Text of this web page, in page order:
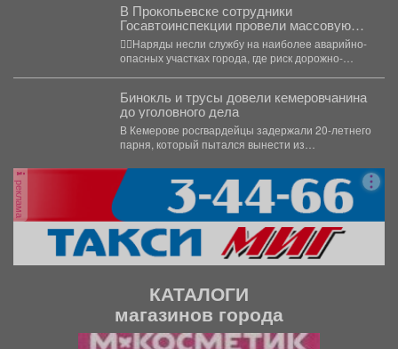
В Прокопьевске сотрудники
Госавтоинспекции провели массовую
проверку водителей
👮‍♂Наряды несли службу на наиболее аварийно-
опасных участках города, где риск дорожно-
Бинокль и трусы довели кемеровчанина
до уголовного дела
В Кемерове росгвардейцы задержали 20-летнего
парня, который пытался вынести из
реклама
КАТАЛОГИ
магазинов города